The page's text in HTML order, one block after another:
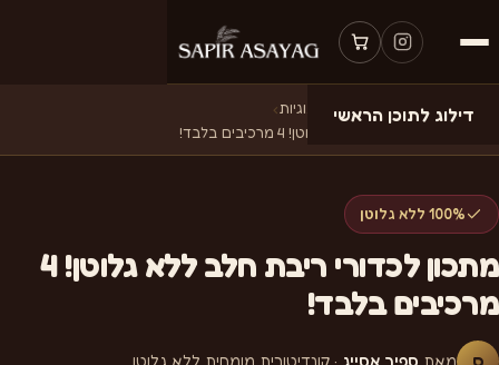
דילוג לתוכן הראשי
דף הבית›מתכונים ›מתכונים לעוגיות›
מתכון לכדורי ריבת חלב ללא גלוטן! 4 מרכיבים בלבד!
100% ללא גלוטן
מתכון לכדורי ריבת חלב ללא גלוטן! 4
מרכיבים בלבד!
מאת ספיר אסייג · קונדיטורית מומחית ללא גלוטן